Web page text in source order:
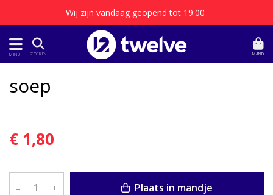
Wij zijn vandaag geopend tot 19:00
MENU ZOEKEN MAND
soep
€ 1,80
– + Plaats in mandje